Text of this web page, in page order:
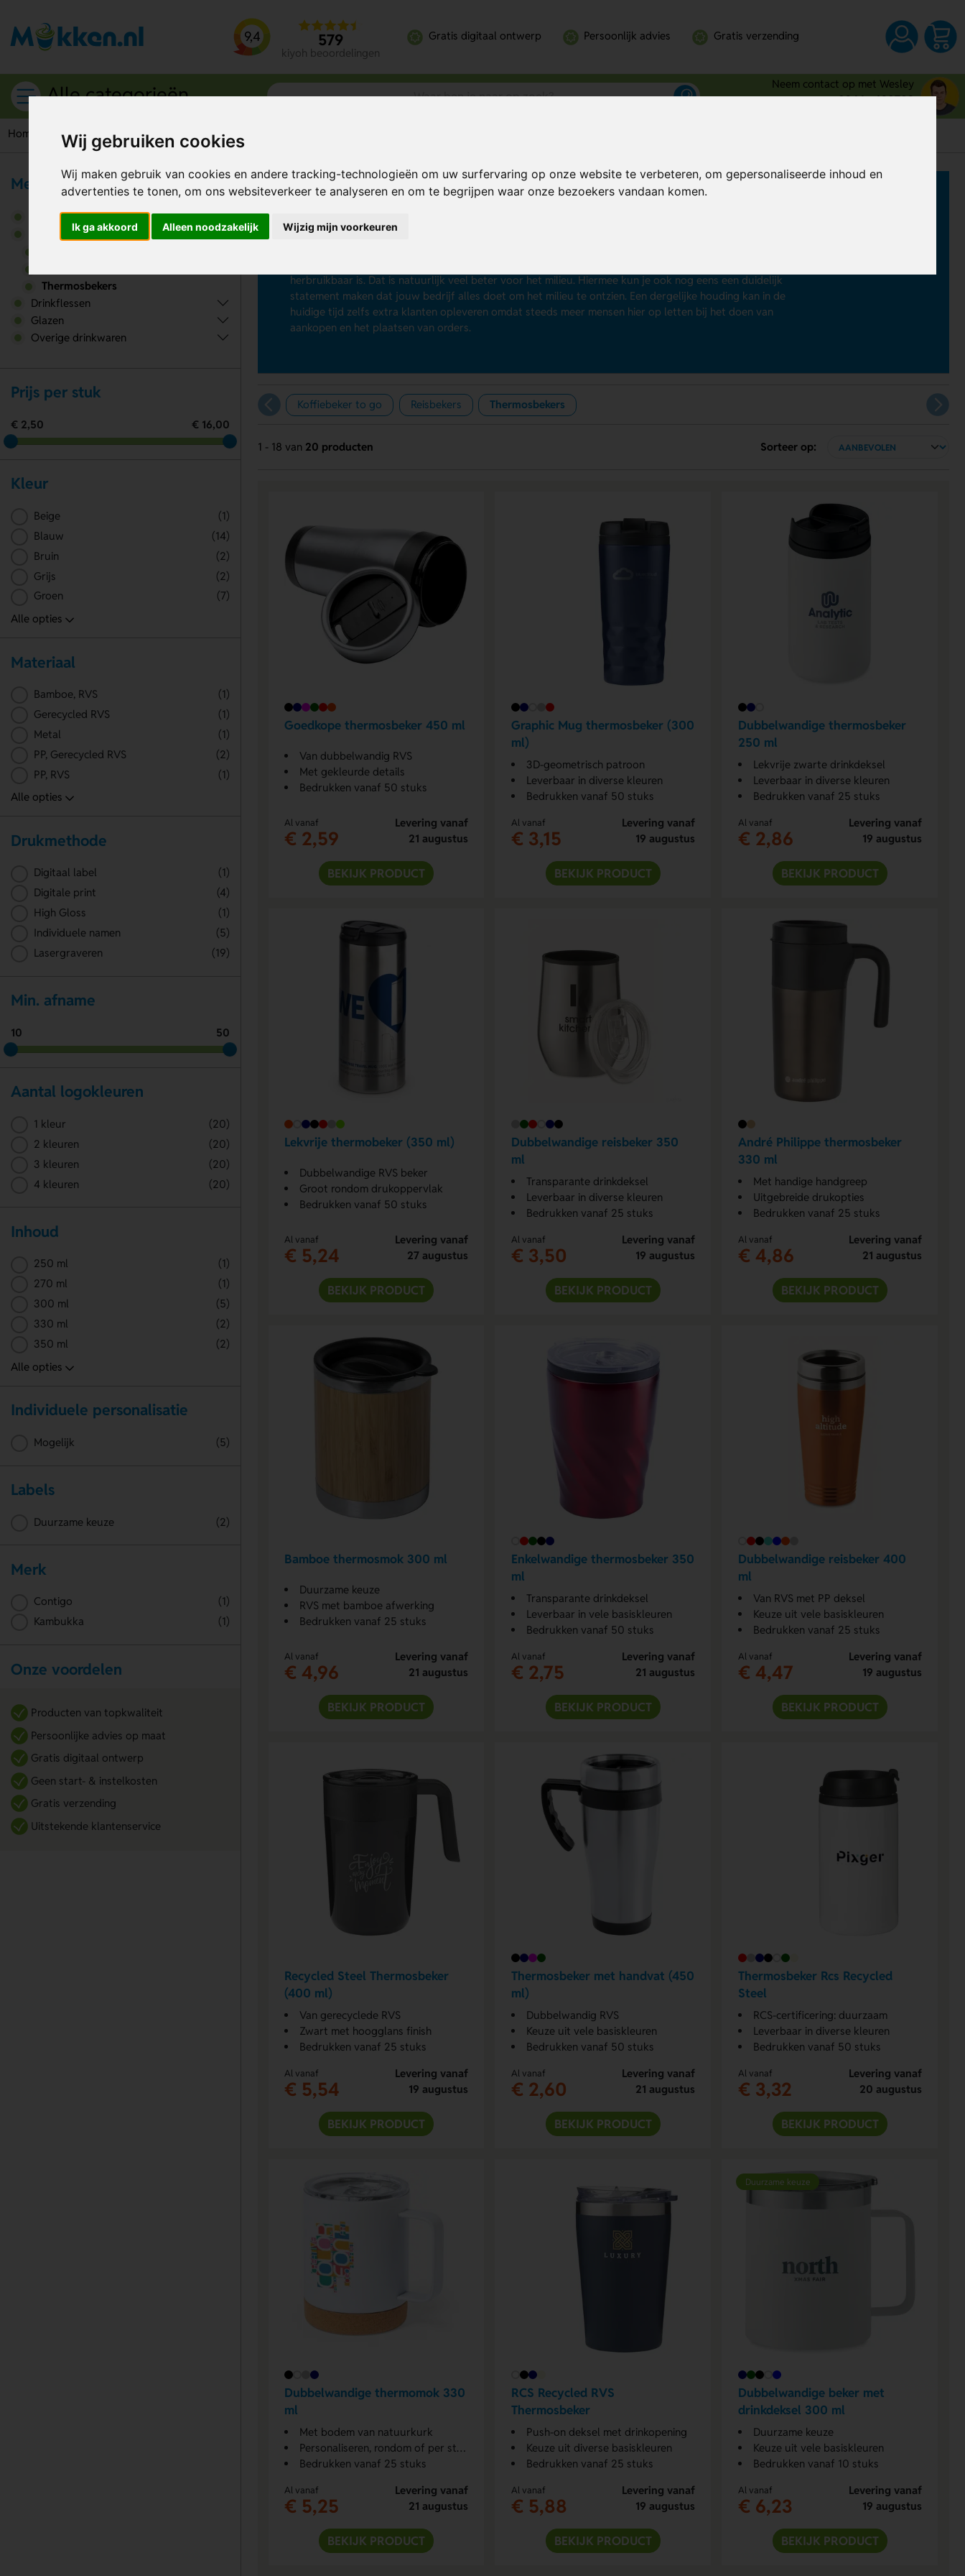
Wij gebruiken cookies
Wij maken gebruik van cookies en andere tracking-technologieën om uw surfervaring op onze website te verbeteren, om gepersonaliseerde inhoud en
advertenties te tonen, om ons websiteverkeer te analyseren en om te begrijpen waar onze bezoekers vandaan komen.
Ik ga akkoord Alleen noodzakelijk Wijzig mijn voorkeuren
9,4 579
kiyoh beoordelingen
Gratis digitaal ontwerp Persoonlijk advies Gratis verzending
Alle categorieën
Neem contact op met Wesley
0344 - 630709
Home Drinkbekers Thermosbekers
Thermosbekers bedrukken
Thermosbekers laten bedrukken kun je met een gerust hart aan de vakmensen van mokken.nl overlaten.
herbruikbaar is. Dat is natuurlijk veel beter voor het milieu. Hiermee kun je ook nog eens een duidelijk
statement maken dat jouw bedrijf alles doet om het milieu te ontzien. Een dergelijke houding kan in de
huidige tijd zelfs extra klanten opleveren omdat steeds meer mensen hier op letten bij het doen van
aankopen en het plaatsen van orders.
Koffiebeker to go Reisbekers Thermosbekers
1 - 18 van 20 producten Sorteer op:
Goedkope thermosbeker 450 ml
Van dubbelwandig RVS
Met gekleurde details
Bedrukken vanaf 50 stuks
Al vanaf
€ 2,59
Levering vanaf
21 augustus
BEKIJK PRODUCT
Graphic Mug thermosbeker (300
ml)
3D-geometrisch patroon
Leverbaar in diverse kleuren
Bedrukken vanaf 50 stuks
Al vanaf
€ 3,15
Levering vanaf
19 augustus
BEKIJK PRODUCT
Dubbelwandige thermosbeker
250 ml
Lekvrije zwarte drinkdeksel
Leverbaar in diverse kleuren
Bedrukken vanaf 25 stuks
Al vanaf
€ 2,86
Levering vanaf
19 augustus
BEKIJK PRODUCT
Lekvrije thermobeker (350 ml)
Dubbelwandige RVS beker
Groot rondom drukoppervlak
Bedrukken vanaf 50 stuks
Al vanaf
€ 5,24
Levering vanaf
27 augustus
BEKIJK PRODUCT
Dubbelwandige reisbeker 350
ml
Transparante drinkdeksel
Leverbaar in diverse kleuren
Bedrukken vanaf 25 stuks
Al vanaf
€ 3,50
Levering vanaf
19 augustus
BEKIJK PRODUCT
André Philippe thermosbeker
330 ml
Met handige handgreep
Uitgebreide drukopties
Bedrukken vanaf 25 stuks
Al vanaf
€ 4,86
Levering vanaf
21 augustus
BEKIJK PRODUCT
Bamboe thermosmok 300 ml
Duurzame keuze
RVS met bamboe afwerking
Bedrukken vanaf 25 stuks
Al vanaf
€ 4,96
Levering vanaf
21 augustus
BEKIJK PRODUCT
Enkelwandige thermosbeker 350
ml
Transparante drinkdeksel
Leverbaar in vele basiskleuren
Bedrukken vanaf 50 stuks
Al vanaf
€ 2,75
Levering vanaf
21 augustus
BEKIJK PRODUCT
Dubbelwandige reisbeker 400
ml
Van RVS met PP deksel
Keuze uit vele basiskleuren
Bedrukken vanaf 25 stuks
Al vanaf
€ 4,47
Levering vanaf
19 augustus
BEKIJK PRODUCT
Recycled Steel Thermosbeker
(400 ml)
Van gerecyclede RVS
Zwart met hoogglans finish
Bedrukken vanaf 25 stuks
Al vanaf
€ 5,54
Levering vanaf
19 augustus
BEKIJK PRODUCT
Thermosbeker met handvat (450
ml)
Dubbelwandig RVS
Keuze uit vele basiskleuren
Bedrukken vanaf 50 stuks
Al vanaf
€ 2,60
Levering vanaf
21 augustus
BEKIJK PRODUCT
Thermosbeker Rcs Recycled
Steel
RCS-certificering: duurzaam
Leverbaar in diverse kleuren
Bedrukken vanaf 50 stuks
Al vanaf
€ 3,32
Levering vanaf
20 augustus
BEKIJK PRODUCT
Dubbelwandige thermomok 330
ml
Met bodem van natuurkurk
Personaliseren, rondom of per stuk
Bedrukken vanaf 25 stuks
Al vanaf
€ 5,25
Levering vanaf
21 augustus
BEKIJK PRODUCT
RCS Recycled RVS
Thermosbeker
Push-on deksel met drinkopening
Keuze uit diverse basiskleuren
Bedrukken vanaf 25 stuks
Al vanaf
€ 5,88
Levering vanaf
19 augustus
BEKIJK PRODUCT
Duurzame keuze
Dubbelwandige beker met
drinkdeksel 300 ml
Duurzame keuze
Keuze uit vele basiskleuren
Bedrukken vanaf 10 stuks
Al vanaf
€ 6,23
Levering vanaf
19 augustus
BEKIJK PRODUCT
Meer drinkwaren
Bidons
Drinkbekers
Thermosbekers
Drinkflessen
Glazen
Overige drinkwaren
Prijs per stuk
€ 2,50 € 16,00
Kleur
Beige
(1)
Blauw
(14)
Bruin
(2)
Grijs
(2)
Groen
(7)
Materiaal
Bamboe, RVS
(1)
Gerecycled RVS
(1)
Metal
(1)
PP, Gerecycled RVS
(2)
PP, RVS
(1)
Drukmethode
Digitaal label
(1)
Digitale print
(4)
High Gloss
(1)
Individuele namen
(5)
Lasergraveren
(19)
Min. afname
10 50
Aantal logokleuren
1 kleur
(20)
2 kleuren
(20)
3 kleuren
(20)
4 kleuren
(20)
Inhoud
250 ml
(1)
270 ml
(1)
300 ml
(5)
330 ml
(2)
350 ml
(2)
Individuele personalisatie
Mogelijk (5)
Labels
Duurzame keuze (2)
Merk
Contigo
(1)
Kambukka
(1)
Onze voordelen
Producten van topkwaliteit
Persoonlijke advies op maat
Gratis digitaal ontwerp
Geen start- & instelkosten
Gratis verzending
Uitstekende klantenservice